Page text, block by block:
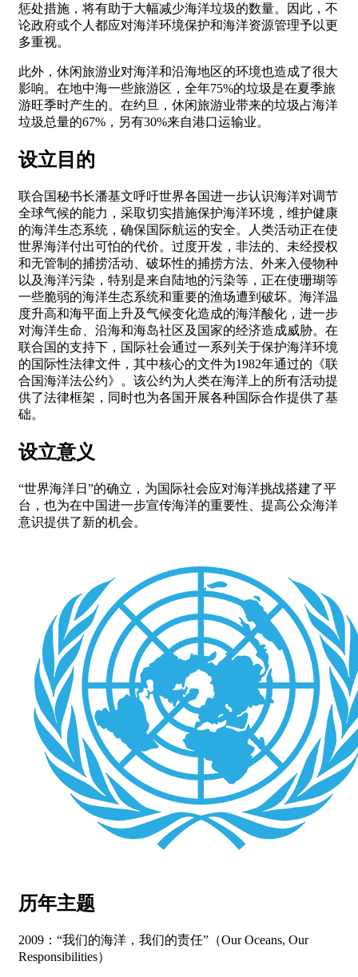
惩处措施，将有助于大幅减少海洋垃圾的数量。因此，不
论政府或个人都应对海洋环境保护和海洋资源管理予以更
多重视。
此外，休闲旅游业对海洋和沿海地区的环境也造成了很大
影响。在地中海一些旅游区，全年75%的垃圾是在夏季旅
游旺季时产生的。在约旦，休闲旅游业带来的垃圾占海洋
垃圾总量的67%，另有30%来自港口运输业。
设立目的
联合国秘书长潘基文呼吁世界各国进一步认识海洋对调节
全球气候的能力，采取切实措施保护海洋环境，维护健康
的海洋生态系统，确保国际航运的安全。人类活动正在使
世界海洋付出可怕的代价。过度开发，非法的、未经授权
和无管制的捕捞活动、破坏性的捕捞方法、外来入侵物种
以及海洋污染，特别是来自陆地的污染等，正在使珊瑚等
一些脆弱的海洋生态系统和重要的渔场遭到破坏。海洋温
度升高和海平面上升及气候变化造成的海洋酸化，进一步
对海洋生命、沿海和海岛社区及国家的经济造成威胁。在
联合国的支持下，国际社会通过一系列关于保护海洋环境
的国际性法律文件，其中核心的文件为1982年通过的《联
合国海洋法公约》。该公约为人类在海洋上的所有活动提
供了法律框架，同时也为各国开展各种国际合作提供了基
础。
设立意义
“世界海洋日”的确立，为国际社会应对海洋挑战搭建了平
台，也为在中国进一步宣传海洋的重要性、提高公众海洋
意识提供了新的机会。
历年主题
2009：“我们的海洋，我们的责任”（Our Oceans, Our
Responsibilities）